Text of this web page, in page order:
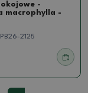
-
macrophylla -
2125